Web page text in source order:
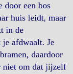
door een bos
huis leidt, maar
in de
je afdwaalt. Je
daardoor
niet om dat jijzelf